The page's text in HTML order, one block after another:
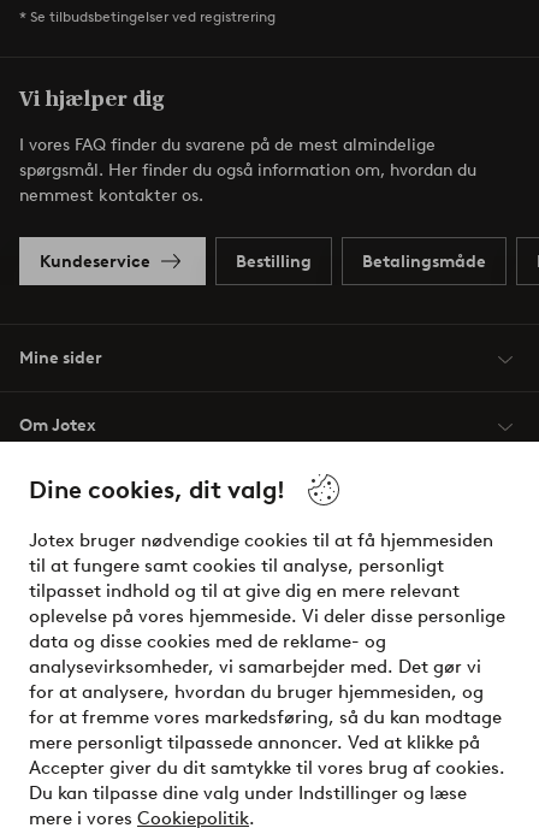
Dine cookies, dit valg!
Jotex bruger nødvendige cookies til at få hjemmesiden
til at fungere samt cookies til analyse, personligt
tilpasset indhold og til at give dig en mere relevant
oplevelse på vores hjemmeside. Vi deler disse personlige
data og disse cookies med de reklame- og
analysevirksomheder, vi samarbejder med. Det gør vi
for at analysere, hvordan du bruger hjemmesiden, og
for at fremme vores markedsføring, så du kan modtage
mere personligt tilpassede annoncer. Ved at klikke på
Accepter giver du dit samtykke til vores brug af cookies.
Du kan tilpasse dine valg under Indstillinger og læse
mere i vores Cookiepolitik.
* Se tilbudsbetingelser ved registrering
Vi hjælper dig
I vores FAQ finder du svarene på de mest almindelige
spørgsmål. Her finder du også information om, hvordan du
nemmest kontakter os.
Kundeservice Bestilling Betalingsmåde
Mine sider
Om Jotex
Vilkår
Venner
Sikre betalinger - betal nu eller del op
Vil du vide mere om vores betalingsmuligheder?
elpy